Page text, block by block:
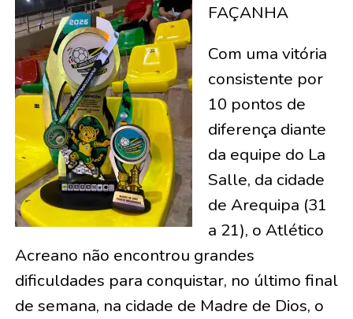
FAÇANHA
Com uma vitória
consistente por
10 pontos de
diferença diante
da equipe do La
Salle, da cidade
de Arequipa (31
a 21), o Atlético
Acreano não encontrou grandes
dificuldades para conquistar, no último final
de semana, na cidade de Madre de Dios, o